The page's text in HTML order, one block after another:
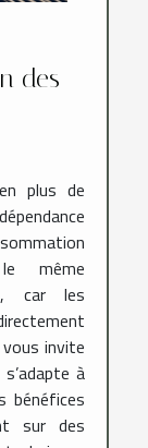
des
plus de
même
car les
invite
à
bénéfices
sur des